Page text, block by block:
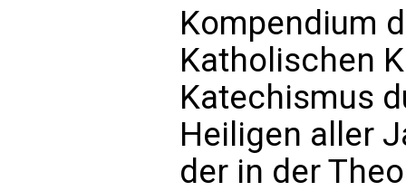
Kompendium
Katholischen
Katechismus
Heiligen aller
der in der